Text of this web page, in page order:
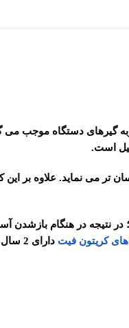
محدوده ای حدود 20 کیلومتر را بر روی دستگاه می
نتیجه در هنگام بازشدن
های کریتون فیت